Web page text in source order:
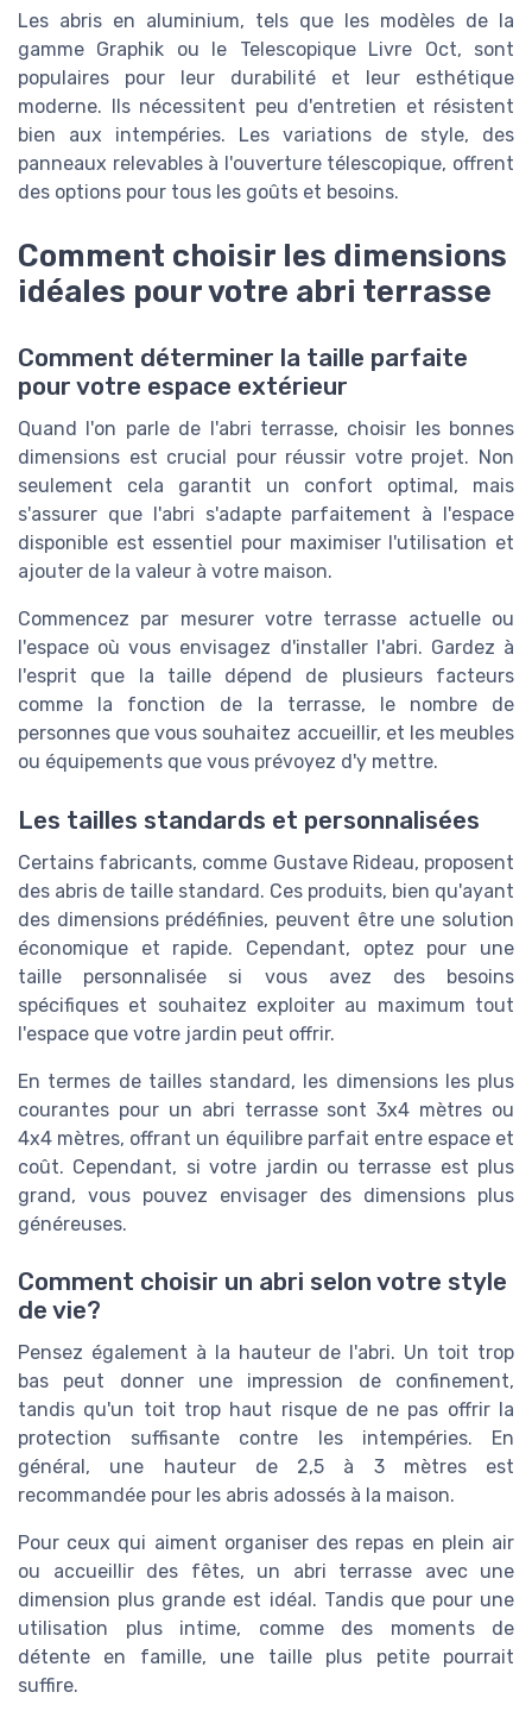
Les abris en aluminium, tels que les modèles de la
gamme Graphik ou le Telescopique Livre Oct, sont
populaires pour leur durabilité et leur esthétique
moderne. Ils nécessitent peu d'entretien et résistent
bien aux intempéries. Les variations de style, des
panneaux relevables à l'ouverture télescopique, offrent
des options pour tous les goûts et besoins.
Comment choisir les dimensions
idéales pour votre abri terrasse
Comment déterminer la taille parfaite
pour votre espace extérieur
Quand l'on parle de l'abri terrasse, choisir les bonnes
dimensions est crucial pour réussir votre projet. Non
seulement cela garantit un confort optimal, mais
s'assurer que l'abri s'adapte parfaitement à l'espace
disponible est essentiel pour maximiser l'utilisation et
ajouter de la valeur à votre maison.
Commencez par mesurer votre terrasse actuelle ou
l'espace où vous envisagez d'installer l'abri. Gardez à
l'esprit que la taille dépend de plusieurs facteurs
comme la fonction de la terrasse, le nombre de
personnes que vous souhaitez accueillir, et les meubles
ou équipements que vous prévoyez d'y mettre.
Les tailles standards et personnalisées
Certains fabricants, comme Gustave Rideau, proposent
des abris de taille standard. Ces produits, bien qu'ayant
des dimensions prédéfinies, peuvent être une solution
économique et rapide. Cependant, optez pour une
taille personnalisée si vous avez des besoins
spécifiques et souhaitez exploiter au maximum tout
l'espace que votre jardin peut offrir.
En termes de tailles standard, les dimensions les plus
courantes pour un abri terrasse sont 3x4 mètres ou
4x4 mètres, offrant un équilibre parfait entre espace et
coût. Cependant, si votre jardin ou terrasse est plus
grand, vous pouvez envisager des dimensions plus
généreuses.
Comment choisir un abri selon votre style
de vie?
Pensez également à la hauteur de l'abri. Un toit trop
bas peut donner une impression de confinement,
tandis qu'un toit trop haut risque de ne pas offrir la
protection suffisante contre les intempéries. En
général, une hauteur de 2,5 à 3 mètres est
recommandée pour les abris adossés à la maison.
Pour ceux qui aiment organiser des repas en plein air
ou accueillir des fêtes, un abri terrasse avec une
dimension plus grande est idéal. Tandis que pour une
utilisation plus intime, comme des moments de
détente en famille, une taille plus petite pourrait
suffire.